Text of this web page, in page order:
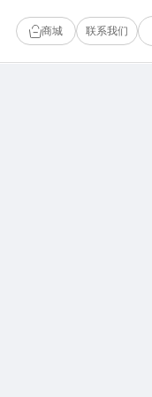
商城 联系我们